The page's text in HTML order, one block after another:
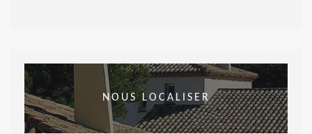
NOUS LOCALISER